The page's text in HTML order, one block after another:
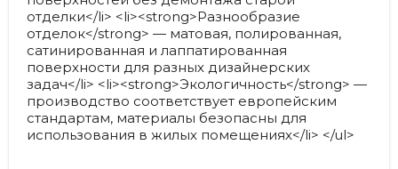
отделки</li> <li><strong>Разнообразие
отделок</strong> — матовая, полированная,
сатинированная и лаппатированная
поверхности для разных дизайнерских
задач</li> <li><strong>Экологичность</strong> —
производство соответствует европейским
стандартам, материалы безопасны для
использования в жилых помещениях</li> </ul>